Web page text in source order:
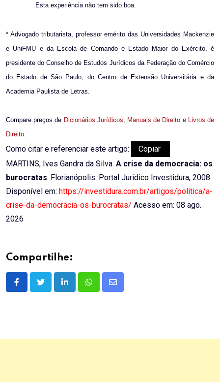
Esta experiência não tem sido boa.
* Advogado tributarista, professor emérito das Universidades Mackenzie
e UniFMU e da Escola de Comando e Estado Maior do Exército, é
presidente do Conselho de Estudos Jurídicos da Federação do Comércio
do Estado de São Paulo, do Centro de Extensão Universitária e da
Academia Paulista de Letras.
Compare preços de Dicionários Jurídicos, Manuais de Direito e Livros de
Direito.
Como citar e referenciar este artigo:
Copiar
MARTINS, Ives Gandra da Silva. A crise da democracia: os
burocratas. Florianópolis: Portal Jurídico Investidura, 2008.
Disponível em: https://investidura.com.br/artigos/politica/a-
crise-da-democracia-os-burocratas/ Acesso em: 08 ago.
2026
Compartilhe:
LinkedInWhatsappShare